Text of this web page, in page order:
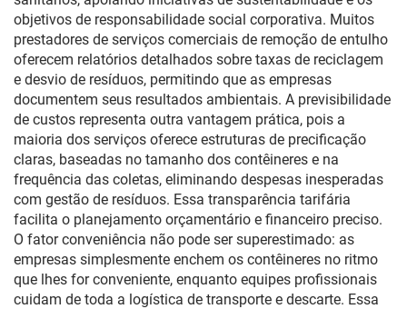
objetivos de responsabilidade social corporativa. Muitos
prestadores de serviços comerciais de remoção de entulho
oferecem relatórios detalhados sobre taxas de reciclagem
e desvio de resíduos, permitindo que as empresas
documentem seus resultados ambientais. A previsibilidade
de custos representa outra vantagem prática, pois a
maioria dos serviços oferece estruturas de precificação
claras, baseadas no tamanho dos contêineres e na
frequência das coletas, eliminando despesas inesperadas
com gestão de resíduos. Essa transparência tarifária
facilita o planejamento orçamentário e financeiro preciso.
O fator conveniência não pode ser superestimado: as
empresas simplesmente enchem os contêineres no ritmo
que lhes for conveniente, enquanto equipes profissionais
cuidam de toda a logística de transporte e descarte. Essa